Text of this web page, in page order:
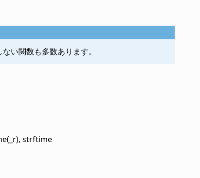
い関数も多数あります。
strftime